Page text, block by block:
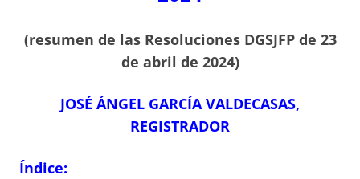
(resumen de las Resoluciones DGSJFP de 23
de abril de 2024)
JOSÉ ÁNGEL GARCÍA VALDECASAS,
REGISTRADOR
Índice: